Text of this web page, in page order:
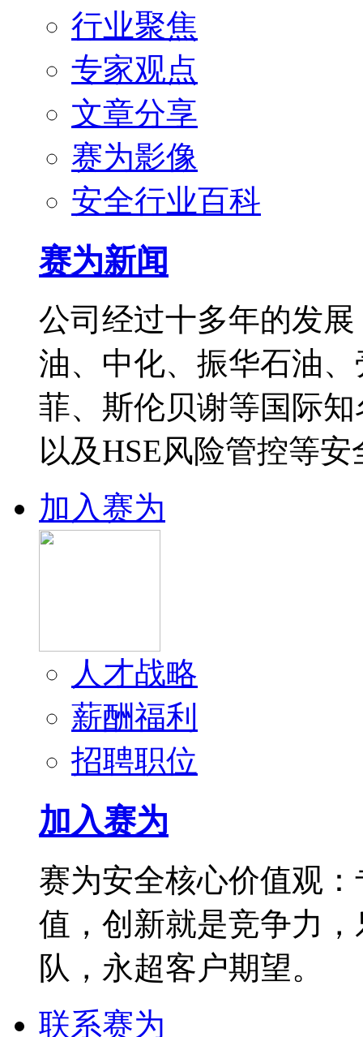
行业聚焦
专家观点
文章分享
赛为影像
安全行业百科
赛为新闻
公司经过十多年的发
油、中化、振华石油
菲、斯伦贝谢等国际
以及HSE风险管控等
加入赛为
人才战略
薪酬福利
招聘职位
加入赛为
赛为安全核心价值观
值，创新就是竞争力
队，永超客户期望。
联系赛为